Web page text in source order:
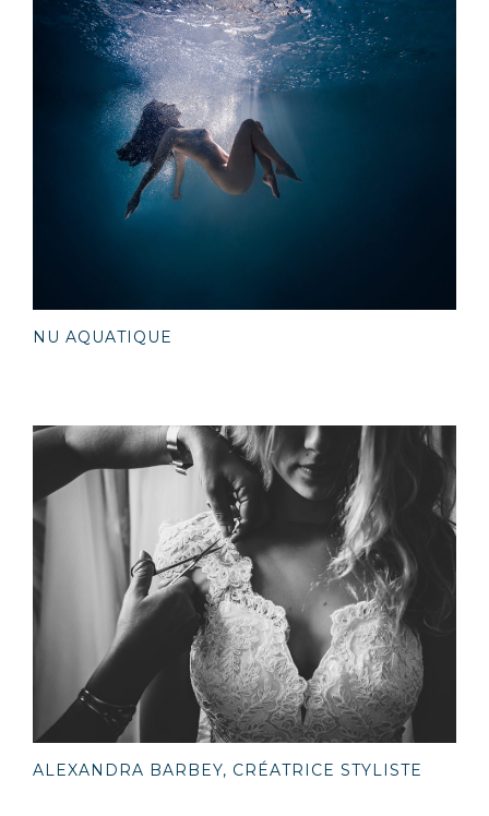
NU AQUATIQUE
ALEXANDRA BARBEY, CRÉATRICE STYLISTE